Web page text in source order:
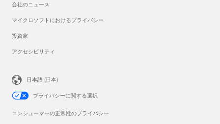
会社のニュース
マイクロソフトにおけるプライバシー
投資家
アクセシビリティ
日本語 (日本)
プライバシーに関する選択
コンシューマーの正常性のプライバシー